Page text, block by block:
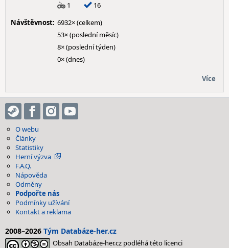
1
16
Návštěvnost: 6932× (celkem)
53× (poslední měsíc)
8× (poslední týden)
0× (dnes)
Více
O webu
Články
Statistiky
Herní výzva
F.A.Q.
Nápověda
Odměny
Podpořte nás
Podmínky užívání
Kontakt a reklama
2008–2026 Tým Databáze-her.cz
Obsah Databáze-her.cz podléhá této licenci